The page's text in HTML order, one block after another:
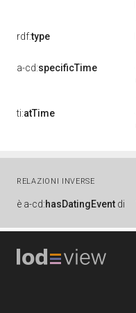
rdf:type
a-cd:specificTime
ti:atTime
RELAZIONI INVERSE
è a-cd:hasDatingEvent di